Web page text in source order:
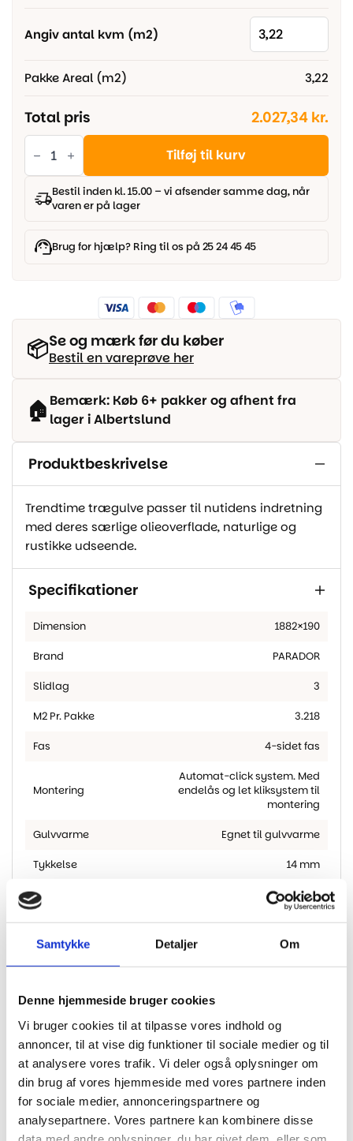
Samtykke Detaljer Om
Denne hjemmeside bruger cookies
Vi bruger cookies til at tilpasse vores indhold og
annoncer, til at vise dig funktioner til sociale medier og til
at analysere vores trafik. Vi deler også oplysninger om
din brug af vores hjemmeside med vores partnere inden
for sociale medier, annonceringspartnere og
analysepartnere. Vores partnere kan kombinere disse
Angiv antal kvm (m2)
Pakke Areal (m2) 3,22
Total pris 2.027,34 kr.
Parador
Trægulv
Trendtime
8
Eg
handcrafted
Tilføj til kurv
Bestil inden kl. 15.00 – vi afsender samme dag, når
varen er på lager
Brug for hjælp? Ring til os på 25 24 45 45
📦Se og mærk før du køber
Bestil en vareprøve her
🏠 Bemærk: Køb 6+ pakker og afhent fra
lager i Albertslund
Produktbeskrivelse
Trendtime trægulve passer til nutidens indretning
med deres særlige olieoverflade, naturlige og
rustikke udseende.
Specifikationer
Dimension 1882×190
Brand PARADOR
Slidlag 3
M2 Pr. Pakke 3.218
Fas 4-sidet fas
Montering
Automat-click system. Med
endelås og let kliksystem til
montering
Gulvvarme Egnet til gulvvarme
Tykkelse 14 mm
Træsorter Eg
Planketype planke
Farve / Nuance
Andre har også kigget
på...